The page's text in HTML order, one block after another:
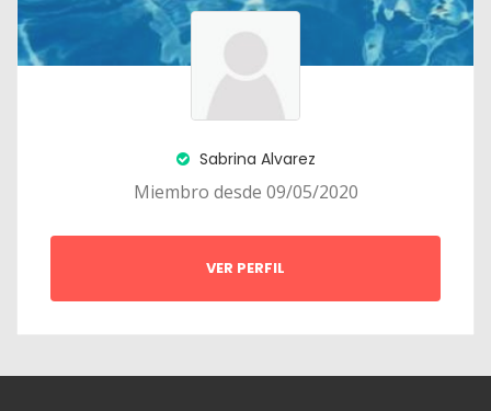
Sabrina Alvarez
Miembro desde 09/05/2020
VER PERFIL